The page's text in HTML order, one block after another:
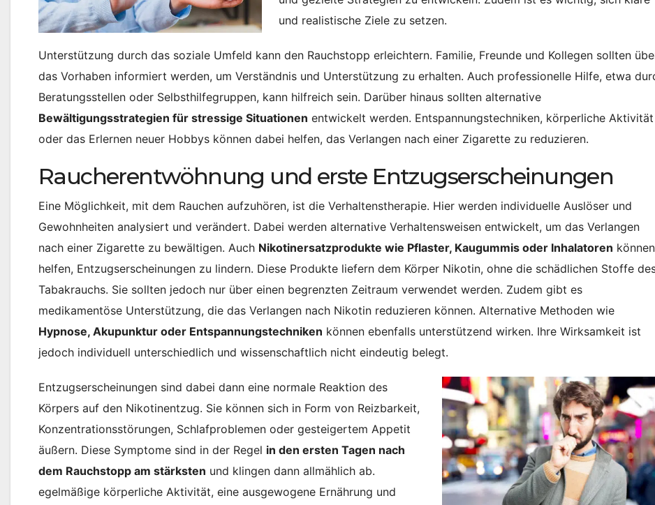
und realistische Ziele zu setzen.
Unterstützung durch das soziale Umfeld kann den Rauchstopp erleichtern. Familie, Freunde und Kollegen sollten
das Vorhaben informiert werden, um Verständnis und Unterstützung zu erhalten. Auch professionelle Hilfe, etwa
Beratungsstellen oder Selbsthilfegruppen, kann hilfreich sein. Darüber hinaus sollten alternative
Bewältigungsstrategien für stressige Situationen entwickelt werden. Entspannungstechniken, körperliche Aktivität
oder das Erlernen neuer Hobbys können dabei helfen, das Verlangen nach einer Zigarette zu reduzieren.
Raucherentwöhnung und erste Entzugserscheinungen
Eine Möglichkeit, mit dem Rauchen aufzuhören, ist die Verhaltenstherapie. Hier werden individuelle Auslöser und
Gewohnheiten analysiert und verändert. Dabei werden alternative Verhaltensweisen entwickelt, um das Verlangen
nach einer Zigarette zu bewältigen. Auch Nikotinersatzprodukte wie Pflaster, Kaugummis oder Inhalatoren können
helfen, Entzugserscheinungen zu lindern. Diese Produkte liefern dem Körper Nikotin, ohne die schädlichen Stoffe
Tabakrauchs. Sie sollten jedoch nur über einen begrenzten Zeitraum verwendet werden. Zudem gibt es
medikamentöse Unterstützung, die das Verlangen nach Nikotin reduzieren können. Alternative Methoden wie
Hypnose, Akupunktur oder Entspannungstechniken können ebenfalls unterstützend wirken. Ihre Wirksamkeit ist
jedoch individuell unterschiedlich und wissenschaftlich nicht eindeutig belegt.
Entzugserscheinungen sind dabei dann eine normale Reaktion des
Körpers auf den Nikotinentzug. Sie können sich in Form von Reizbarkeit,
Konzentrationsstörungen, Schlafproblemen oder gesteigertem Appetit
äußern. Diese Symptome sind in der Regel in den ersten Tagen nach
dem Rauchstopp am stärksten und klingen dann allmählich ab.
egelmäßige körperliche Aktivität, eine ausgewogene Ernährung und